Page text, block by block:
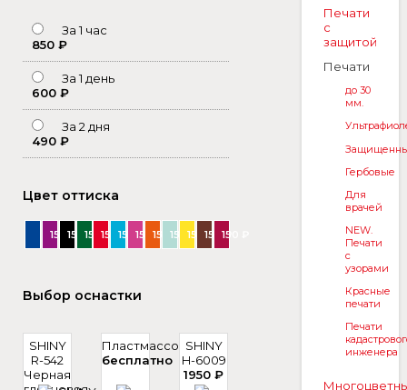
За 1 час
850 ₽
За 1 день
600 ₽
За 2 дня
490 ₽
Цвет оттиска
150 ₽150 ₽150 ₽150 ₽150 ₽150 ₽150 ₽150 ₽150 ₽150 ₽150 ₽
Выбор оснастки
SHINY
R-542
Черная
Пластмассовая
бесплатно
SHINY
H-6009
1950 ₽
Печати
с
защитой
Печати
до 30
мм.
Гербовые
Для
врачей
NEW.
Печати
с
узорами
Красные
печати
Печати
инженера